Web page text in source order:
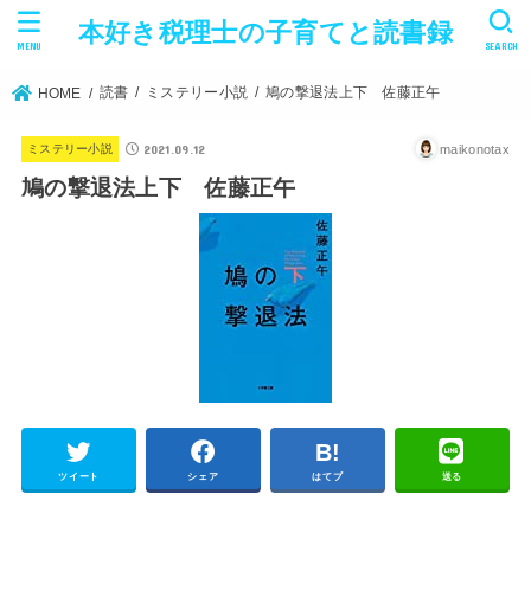
本好き税理士の子育てと読書録 SEARCH
MENU
HOME 読書 ミステリー小説 鳩の撃退法上下 佐藤正午
ミステリー小説 2021.09.12 maikonotax
鳩の撃退法上下 佐藤正午
ツイート シェア はてブ 送る